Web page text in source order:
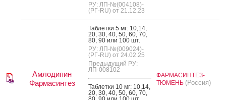
РУ: ЛП-№(004108)-
(РГ-RU) от 21.12.23
Амлодипин
Фармасинтез
Таб­летки 5 мг: 10,14,
20, 30, 40, 50, 60, 70,
80, 90 или 100 шт.
РУ: ЛП-№(009024)-
(РГ-RU) от 24.02.25
Предыдущий РУ:
ЛП-008102
Таб­летки 10 мг: 10,14,
20, 30, 40, 50, 60, 70,
ФАРМАСИНТЕЗ-
ТЮМЕНЬ (Россия)